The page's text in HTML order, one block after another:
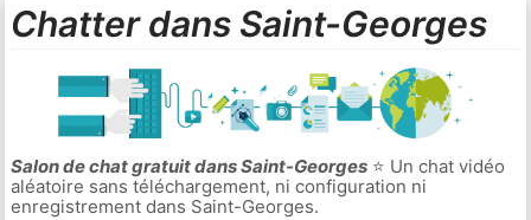
Chatter dans Saint-Georges
Salon de chat gratuit dans Saint-Georges⭐ Un chat vidéo
aléatoire sans téléchargement, ni configuration ni
enregistrement dans Saint-Georges.